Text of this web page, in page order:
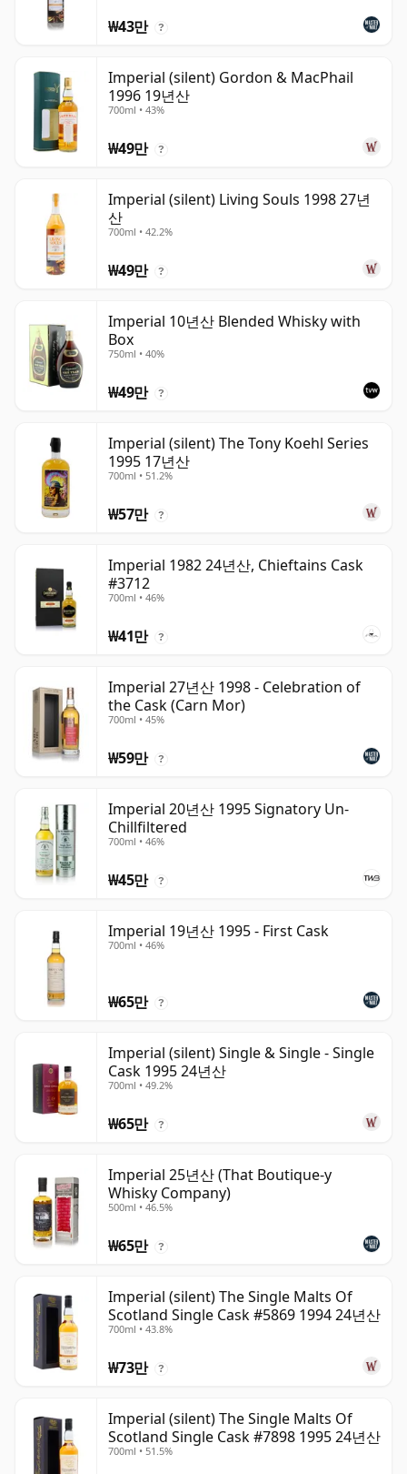
₩43만 ?
Imperial (silent) Gordon & MacPhail
1996 19년산
700ml • 43%
₩49만 ?
Imperial (silent) Living Souls 1998 27년
산
700ml • 42.2%
₩49만 ?
Imperial 10년산 Blended Whisky with
Box
750ml • 40%
₩49만 ?
Imperial (silent) The Tony Koehl Series
1995 17년산
700ml • 51.2%
₩57만 ?
Imperial 1982 24년산, Chieftains Cask
#3712
700ml • 46%
₩41만 ?
Imperial 27년산 1998 - Celebration of
the Cask (Carn Mor)
700ml • 45%
₩59만 ?
Imperial 20년산 1995 Signatory Un-
Chillfiltered
700ml • 46%
₩45만 ?
Imperial 19년산 1995 - First Cask
700ml • 46%
₩65만 ?
Imperial (silent) Single & Single - Single
Cask 1995 24년산
700ml • 49.2%
₩65만 ?
Imperial 25년산 (That Boutique-y
Whisky Company)
500ml • 46.5%
₩65만 ?
Imperial (silent) The Single Malts Of
Scotland Single Cask #5869 1994 24년산
700ml • 43.8%
₩73만 ?
Imperial (silent) The Single Malts Of
Scotland Single Cask #7898 1995 24년산
700ml • 51.5%